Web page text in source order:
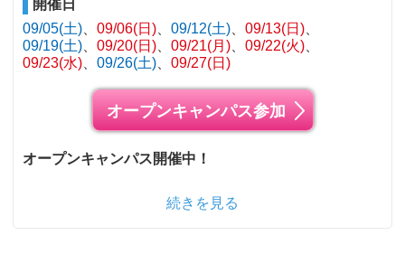
開催日
09/05(土)
09/06(日) 09/12(土)
09/13(日)
09/19(土)
09/20(日) 09/21(月)
09/22(火)
09/23(水)
09/26(土) 09/27(日)
オープンキャンパス参加
オープンキャンパス開催中！
続きを見る